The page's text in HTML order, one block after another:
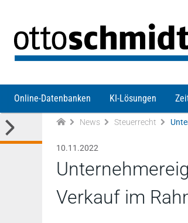
Online-Datenbanken KI-Lösungen
News Steuerrecht
10.11.2022
Verkauf im